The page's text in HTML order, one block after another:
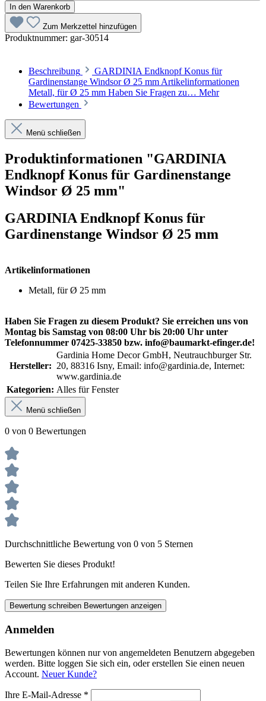
In den Warenkorb
Zum Merkzettel hinzufügen
Produktnummer: gar-30514
Beschreibung
GARDINIA Endknopf Konus für
Gardinenstange Windsor Ø 25 mm Artikelinformationen
Metall, für Ø 25 mm Haben Sie Fragen zu… Mehr
Bewertungen
Menü schließen
Produktinformationen "GARDINIA
Endknopf Konus für Gardinenstange
Windsor Ø 25 mm"
GARDINIA Endknopf Konus für
Gardinenstange Windsor Ø 25 mm
Artikelinformationen
Metall, für Ø 25 mm
Haben Sie Fragen zu diesem Produkt? Sie erreichen uns von
Montag bis Samstag von 08:00 Uhr bis 20:00 Uhr unter
Telefonnummer 07425-33850 bzw. info@baumarkt-efinger.de!
Hersteller:
Gardinia Home Decor GmbH, Neutrauchburger Str.
20, 88316 Isny, Email: info@gardinia.de, Internet:
www.gardinia.de
Kategorien: Alles für Fenster
Menü schließen
0 von 0 Bewertungen
Durchschnittliche Bewertung von 0 von 5 Sternen
Bewerten Sie dieses Produkt!
Teilen Sie Ihre Erfahrungen mit anderen Kunden.
Bewertung schreiben Bewertungen anzeigen
Anmelden
Bewertungen können nur von angemeldeten Benutzern abgegeben
werden. Bitte loggen Sie sich ein, oder erstellen Sie einen neuen
Account. Neuer Kunde?
Ihre E-Mail-Adresse *